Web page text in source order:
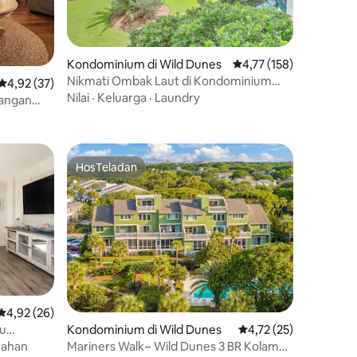
rata-rata 4,92 dari 5, 37 ulasan
4,92 (37)
Kondominium di Wild Dunes Nilai rata-rata 4,77 dari
4,77 (158)
Nikmati Ombak Laut di Kondominium
Tepi Pantai ini
Nilai · Keluarga · Laundry
rata-rata 4,92 dari 5, 26 ulasan
4,92 (26)
HosTeladan
HosTeladan
Kondominium di Wild Dunes Nilai rata-rata 4,72
4,72 (25)
Mariners Walk~ Wild Dunes 3 BR Kolam